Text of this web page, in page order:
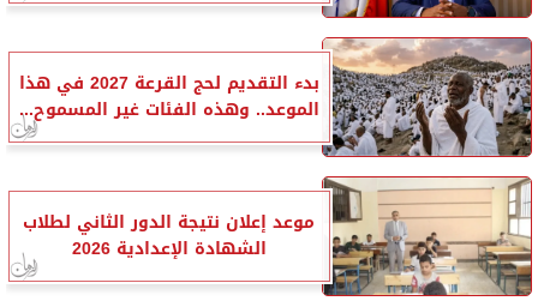
بدء التقديم لحج القرعة 2027 في هذا
الموعد.. وهذه الفئات غير المسموح...
موعد إعلان نتيجة الدور الثاني لطلاب
الشهادة الإعدادية 2026